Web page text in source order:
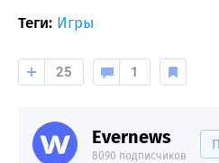
Теги: Игры
25 1
Evernews
8090 подписчиков